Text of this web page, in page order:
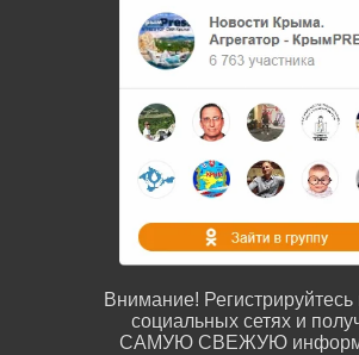
Внимание!
социальных сетях и
САМУЮ СВЕЖУЮ